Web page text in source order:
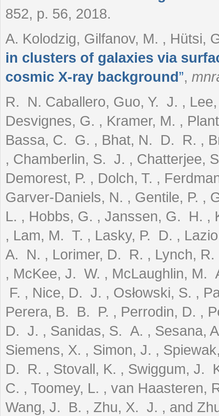
852, p. 56, 2018.
A. Kolodzig, Gilfanov, M. , Hütsi,
in clusters of galaxies via
cosmic X-ray background”,
R. N. Caballero, Guo, Y. J. ,
Desvignes, G. , Kramer, M. ,
Bassa, C. G. , Bhat, N. D. R. ,
, Chamberlin, S. J. , Chatterjee,
Demorest, P. , Dolch, T. ,
Garver-Daniels, N. , Gentile, P. ,
L. , Hobbs, G. , Janssen, G. H. ,
, Lam, M. T. , Lasky, P. D. ,
A. N. , Lorimer, D. R. , Lynch,
, McKee, J. W. , McLaughlin, M.
F. , Nice, D. J. , Osłowski, S. ,
Perera, B. B. P. , Perrodin, D. ,
D. J. , Sanidas, S. A. , Sesana,
Siemens, X. , Simon, J. ,
D. R. , Stovall, K. , Swiggum, J.
C. , Toomey, L. , van Haasteren,
Wang, J. B. , Zhu, X. J. , and